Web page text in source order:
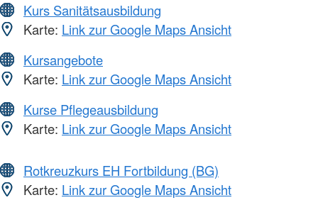
Kurs Sanitätsausbildung
Karte: Link zur Google Maps Ansicht
Kursangebote
Karte: Link zur Google Maps Ansicht
Kurse Pflegeausbildung
Karte: Link zur Google Maps Ansicht
Rotkreuzkurs EH Fortbildung (BG)
Karte: Link zur Google Maps Ansicht